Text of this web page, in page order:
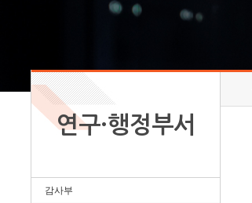
연구·행정부서
감사부